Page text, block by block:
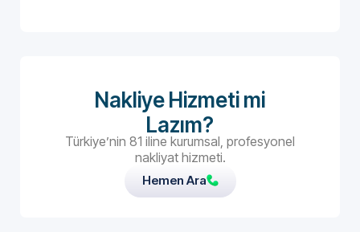
Nakliye Hizmeti mi
Lazım?
Türkiye’nin 81 iline kurumsal, profesyonel
nakliyat hizmeti.
Hemen Ara